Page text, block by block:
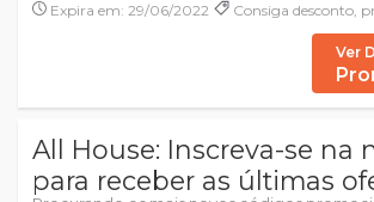
Expira em: 29/06/2022
Consiga desconto,
Ver
All House: Inscreva-se na
para receber as últimas